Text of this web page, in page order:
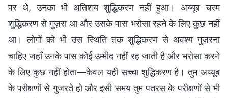
पर थे, उनका भी अतिशय शुद्धिकरण नहीं हुआ। अय्यूब चरम
शुद्धिकरण से गुज़रा था और उसके पास भरोसा रहने के लिए कुछ नहीं
था। लोगों को भी उस स्थिति तक शुद्धिकरण से अवश्य गुज़रना
चाहिए जहाँ उनके पास कोई उम्मीद नहीं रह जाती है और भरोसा करने
के लिए कुछ नहीं होता—केवल यही सच्चा शुद्धिकरण है। तुम अय्यूब
के परीक्षणों से गुजरते हो और इसी समय तुम पतरस के परीक्षणों से भी